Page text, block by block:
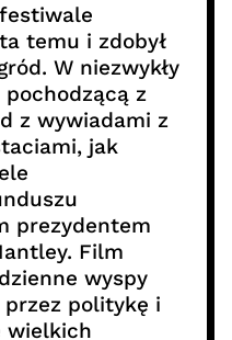
temu i zdobył
W niezwykły
pochodzącą z
z wywiadami z
jak
prezydentem
Film
wyspy
przez politykę i
wielkich